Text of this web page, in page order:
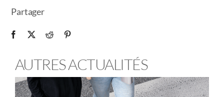
Partager
AUTRES ACTUALITÉS